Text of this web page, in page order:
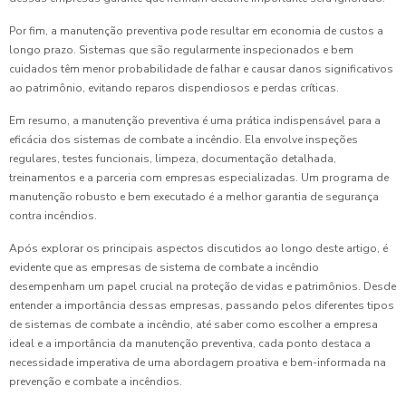
Por fim, a manutenção preventiva pode resultar em economia de custos a
longo prazo. Sistemas que são regularmente inspecionados e bem
cuidados têm menor probabilidade de falhar e causar danos significativos
ao patrimônio, evitando reparos dispendiosos e perdas críticas.
Em resumo, a manutenção preventiva é uma prática indispensável para a
eficácia dos sistemas de combate a incêndio. Ela envolve inspeções
regulares, testes funcionais, limpeza, documentação detalhada,
treinamentos e a parceria com empresas especializadas. Um programa de
manutenção robusto e bem executado é a melhor garantia de segurança
contra incêndios.
Após explorar os principais aspectos discutidos ao longo deste artigo, é
evidente que as empresas de sistema de combate a incêndio
desempenham um papel crucial na proteção de vidas e patrimônios. Desde
entender a importância dessas empresas, passando pelos diferentes tipos
de sistemas de combate a incêndio, até saber como escolher a empresa
ideal e a importância da manutenção preventiva, cada ponto destaca a
necessidade imperativa de uma abordagem proativa e bem-informada na
prevenção e combate a incêndios.